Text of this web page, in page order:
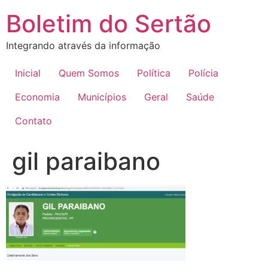
para
conteúdo
Boletim do Sertão
Integrando através da informação
Inicial Quem Somos Política
Polícia
Economia
Municípios Geral
Saúde
Contato
gil paraibano